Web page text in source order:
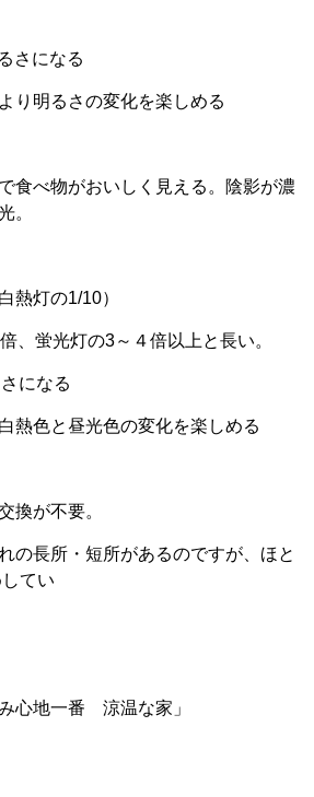
さになる
り明るさの変化を楽しめる
食べ物がおいしく見える。陰影が濃
。
熱灯の1/10）
、蛍光灯の3～４倍以上と長い。
になる
熱色と昼光色の変化を楽しめる
換が不要。
の長所・短所があるのですが、ほと
てい
心地一番 涼温な家」